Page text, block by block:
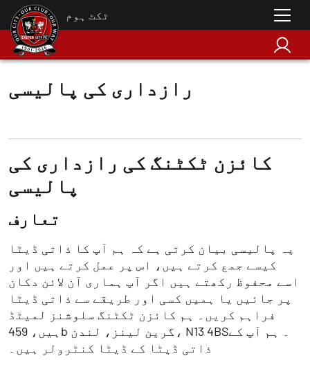
ٹکٹ ہوم
رازداری کی پالیسی
کائزن ٹکٹنگ کی رازداری کی
پالیسی
تعارف
یہ پالیسی بیان کرتی ہے کہ ہم آپ کا ذاتی ڈیٹا
کیسے جمع کرتے ہیں، اس پر عمل کرتے ہیں اور
اسے محفوظ رکھتے ہیں اگر آپ ہماری آن لائن دکان
پر جائیں یا ہمیں کسی اور طریقے سے ذاتی ڈیٹا
فراہم کریں۔ ہم کائزن ٹکٹنگ سلوشنز لمیٹڈ
ہیں، 459b گرین لینز، لندن، N13 4BS۔ ہم آپ کے
ذاتی ڈیٹا کے ڈیٹا کنٹرولر ہیں۔